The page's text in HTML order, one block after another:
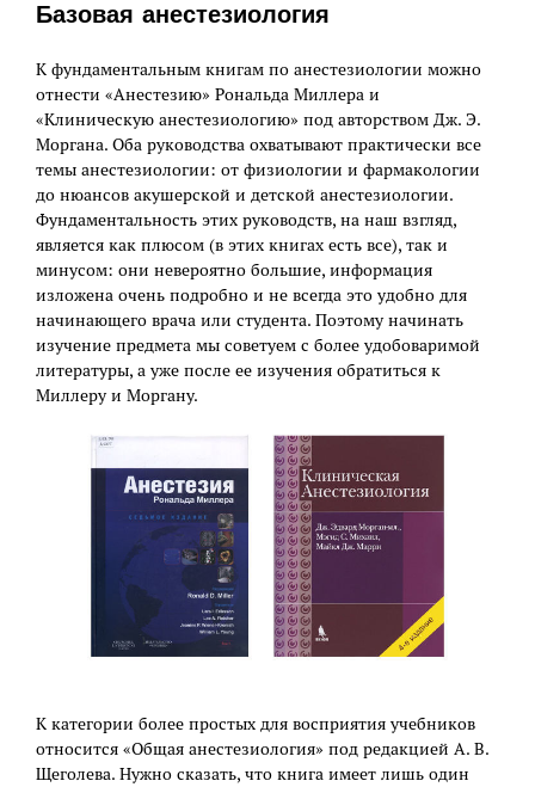
Базовая анестезиология
К фундаментальным книгам по анестезиологии можно
отнести «Анестезию» Рональда Миллера и
«Клиническую анестезиологию» под авторством Дж. Э.
Моргана. Оба руководства охватывают практически все
темы анестезиологии: от физиологии и фармакологии
до нюансов акушерской и детской анестезиологии.
Фундаментальность этих руководств, на наш взгляд,
является как плюсом (в этих книгах есть все), так и
минусом: они невероятно большие, информация
изложена очень подробно и не всегда это удобно для
начинающего врача или студента. Поэтому начинать
изучение предмета мы советуем с более удобоваримой
литературы, а уже после ее изучения обратиться к
Миллеру и Моргану.
К категории более простых для восприятия учебников
относится «Общая анестезиология» под редакцией А. В.
Щеголева. Нужно сказать, что книга имеет лишь один